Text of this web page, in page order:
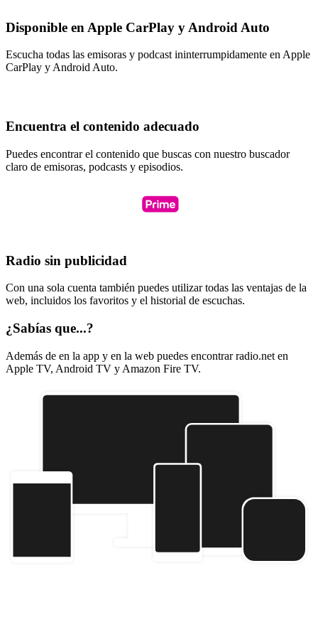
Disponible en Apple CarPlay y Android Auto
Escucha todas las emisoras y podcast ininterrumpidamente en Apple
CarPlay y Android Auto.
Encuentra el contenido adecuado
Puedes encontrar el contenido que buscas con nuestro buscador
claro de emisoras, podcasts y episodios.
Radio sin publicidad
Con una sola cuenta también puedes utilizar todas las ventajas de la
web, incluidos los favoritos y el historial de escuchas.
¿Sabías que...?
Además de en la app y en la web puedes encontrar radio.net en
Apple TV, Android TV y Amazon Fire TV.